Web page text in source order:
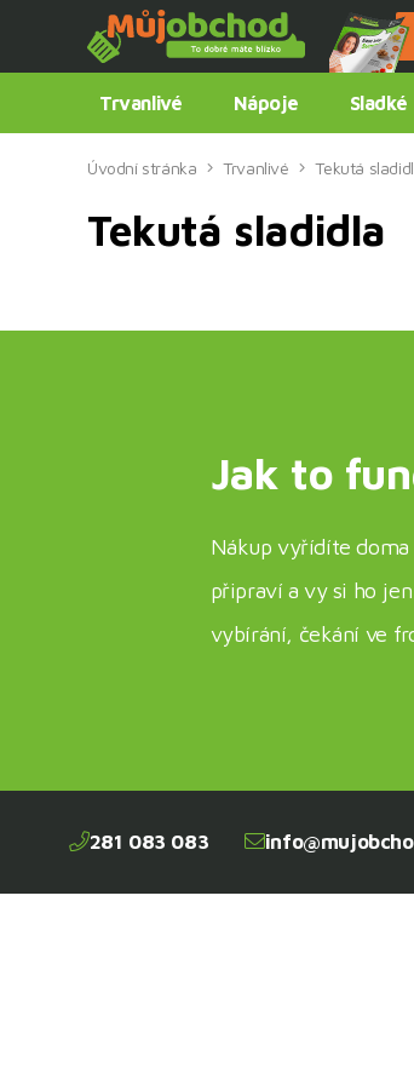
Trvanlivé Nápoje Sladké
Úvodní stránka Trvanlivé Tekutá
Tekutá sladidla
Jak to
Nákup vyřídíte
připraví a vy si ho
vybírání, čekání ve
281 083 083